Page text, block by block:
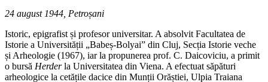
24 august 1944, Petroșani
Istoric, epigrafist și profesor universitar. A absolvit Facultatea de
Istorie a Universității „Babeș-Bolyai” din Cluj, Secția Istorie veche
și Arheologie (1967), iar la propunerea prof. C. Daicoviciu, a primit
o bursă Herderla Universitatea din Viena. A efectuat săpături
arheologice la cetățile dacice din Munții Orăștiei, Ulpia Traiana